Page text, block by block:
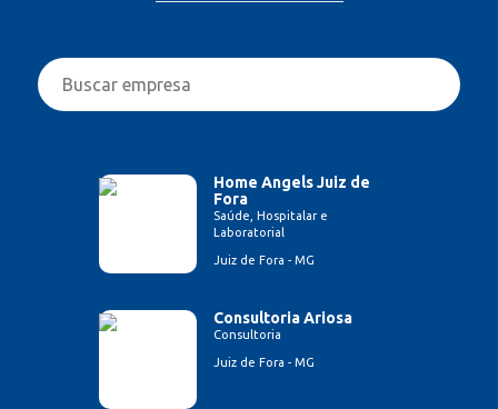
Home Angels Juiz de
Fora
Saúde, Hospitalar e
Laboratorial
Juiz de Fora - MG
Consultoria Ariosa
Consultoria
Juiz de Fora - MG